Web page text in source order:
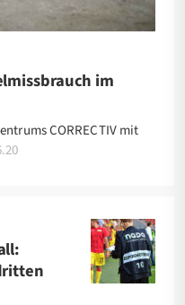
im
CORRECTIV mit